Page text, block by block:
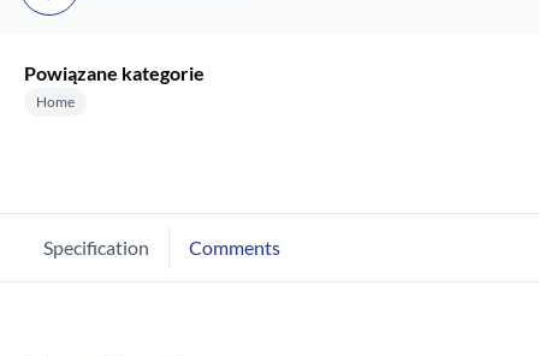
Powiązane kategorie
Home
Specification Comments